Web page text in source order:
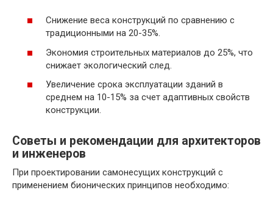
Снижение веса конструкций по сравнению с
традиционными на 20-35%.
Экономия строительных материалов до 25%, что
снижает экологический след.
Увеличение срока эксплуатации зданий в
среднем на 10-15% за счет адаптивных свойств
конструкции.
Советы и рекомендации для архитекторов
и инженеров
При проектировании самонесущих конструкций с
применением бионических принципов необходимо: